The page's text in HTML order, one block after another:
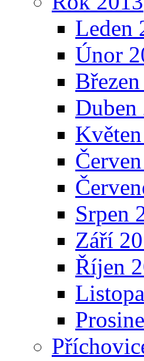
Leden
Únor
Duben
Srpen
Září
Říjen